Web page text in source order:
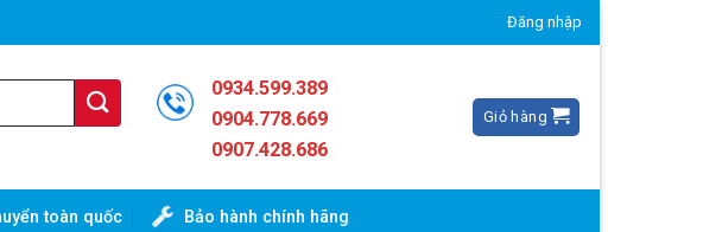
Đăng nhập
0934.599.389
0904.778.669
0907.428.686
Giỏ hàng
toàn quốc Bảo hành chính hãng